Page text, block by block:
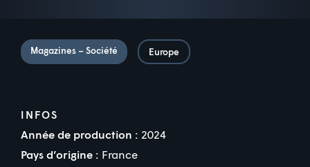
Magazines – Société Europe
INFOS
Année de production : 2024
Pays d’origine : France